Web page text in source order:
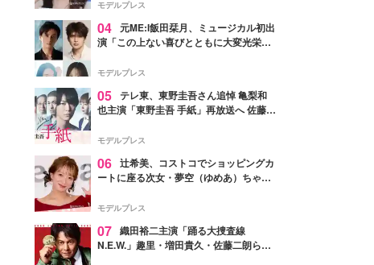
モデルプレス
04 元ME:I飯田栞月、ミュージカル初出
演「この上ない喜びとともに大変光栄」
ャスト発表
モデルプレス
05 テレ東、東野圭吾さん追悼 亀梨和
也主演「東野圭吾 手紙」再放送へ 佐藤隆
モデルプレス
06 辻希美、コストコでショッピングカ
ートに座る次女・夢空（ゆめあ）ちゃん
ぎ」「成長を感じる」の声
モデルプレス
07 織田裕二主演「踊る大捜査線
N.E.W.」趣里・増田貴久・佐藤二朗ら新